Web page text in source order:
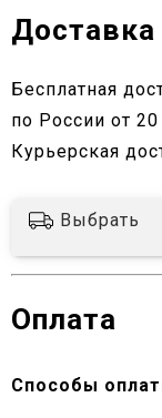
Доставка
Бесплатная
по России от
Курьерская
Выбрать
Оплата
Способы